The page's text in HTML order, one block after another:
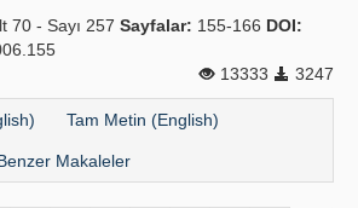
70 - Sayı 257 Sayfalar: 155-166 DOI:
13333
3247
Tam Metin (English)
Makaleler